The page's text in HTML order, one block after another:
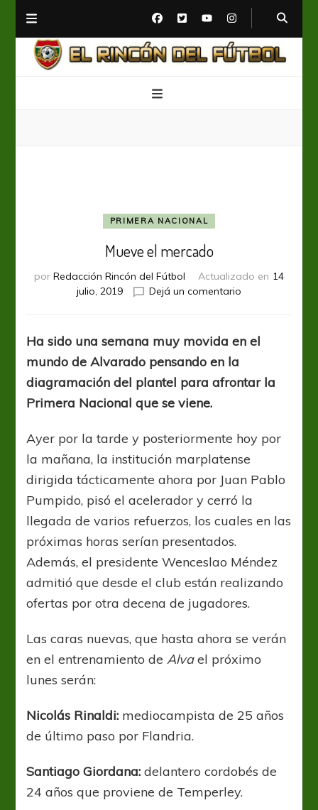
PRIMERA NACIONAL
Mueve el mercado
por Redacción Rincón del Fútbol Actualizado en 14
julio, 2019
Dejá un comentario
mercado
Ha sido una semana muy movida en el
mundo de Alvarado pensando en la
diagramación del plantel para afrontar la
Primera Nacional que se viene.
Ayer por la tarde y posteriormente hoy por
la mañana, la institución marplatense
dirigida tácticamente ahora por Juan Pablo
Pumpido, pisó el acelerador y cerró la
llegada de varios refuerzos, los cuales en las
próximas horas serían presentados.
Además, el presidente Wenceslao Méndez
admitió que desde el club están realizando
ofertas por otra decena de jugadores.
Las caras nuevas, que hasta ahora se verán
en el entrenamiento deAlvael próximo
lunes serán:
Nicolás Rinaldi: mediocampista de 25 años
de último paso por Flandria.
Santiago Giordana: delantero cordobés de
24 años que proviene de Temperley.